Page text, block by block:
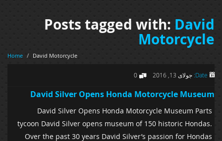
Posts tagged with:David
Motorcycle
Home / David Motorcycle
Date: جولای 13, 2016 0
David Silver Opens Honda Motorcycle Museum
David Silver Opens Honda Motorcycle Museum Parts
tycoon David Silver opens museum of 150 historic Hondas.
Over the past 30 years David Silver’s passion for Hondas